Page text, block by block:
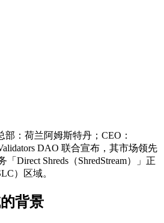
：荷兰阿姆斯特丹；CEO：
DAO 联合宣布，其市场领先
「Direct Shreds（ShredStream）」正
）区域。
背景